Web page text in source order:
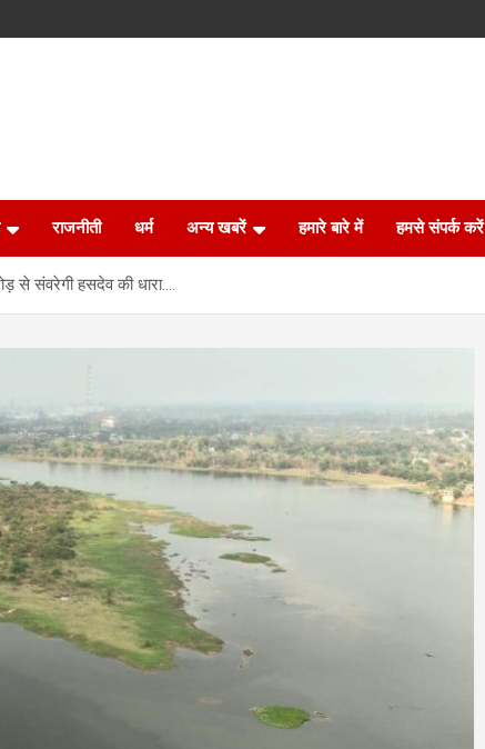
राजनीती धर्म अन्य खबरें हमारे बारे में हमसे संपर्क करें
से संवरेगी हसदेव की धारा….